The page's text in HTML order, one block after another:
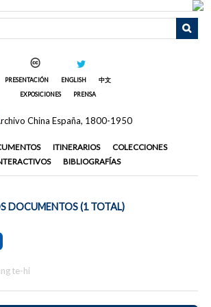
PRESENTACIÓN ENGLISH
中文
EXPOSICIONES
PRENSA
ITINERARIOS
COLECCIONES
BIBLIOGRAFÍAS
DOCUMENTOS (1 TOTAL)
te-hi